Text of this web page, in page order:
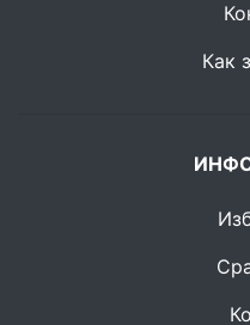
Как